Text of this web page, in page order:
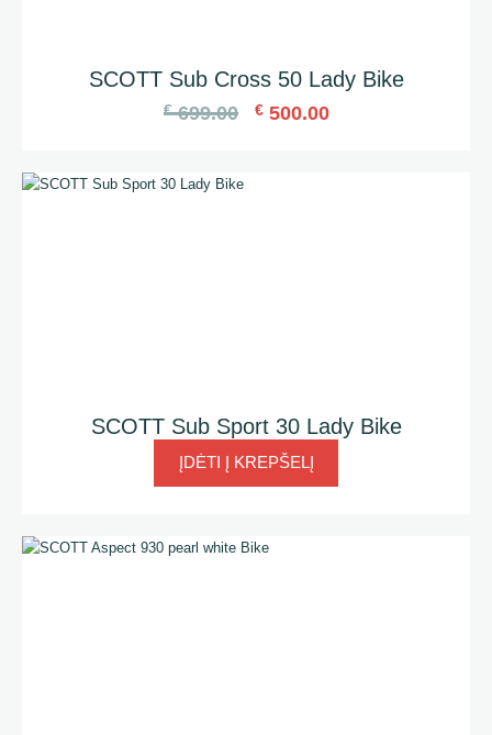
SCOTT Sub Cross 50 Lady Bike
€ 699.00 € 500.00
SCOTT Sub Sport 30 Lady Bike
ĮDĖTI Į KREPŠELĮ